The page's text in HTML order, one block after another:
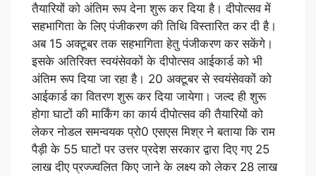
तैयारियों को अंतिम रूप देना शुरू कर दिया है। दीपोत्सव में
सहभागिता के लिए पंजीकरण की तिथि विस्तारित कर दी है।
अब 15 अक्टूबर तक सहभागिता हेतु पंजीकरण कर सकेंगे।
इसके अतिरिक्त स्वयंसेवकों के दीपोत्सव आईकार्ड को भी
अंतिम रूप दिया जा रहा है। 20 अक्टूबर से स्वयंसेवकों को
आईकार्ड का वितरण शुरू कर दिया जायेगा। जल्द ही शुरू
होगा घाटों की मार्किंग का कार्य दीपोत्सव की तैयारियों को
लेकर नोडल समन्वयक प्रो0 एसएस मिश्र ने बताया कि राम
पैड़ी के 55 घाटों पर उत्तर प्रदेश सरकार द्वारा दिए गए 25
लाख दीए प्रज्ज्वलित किए जाने के लक्ष्य को लेकर 28 लाख